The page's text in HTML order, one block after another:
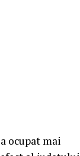
ocupat mai